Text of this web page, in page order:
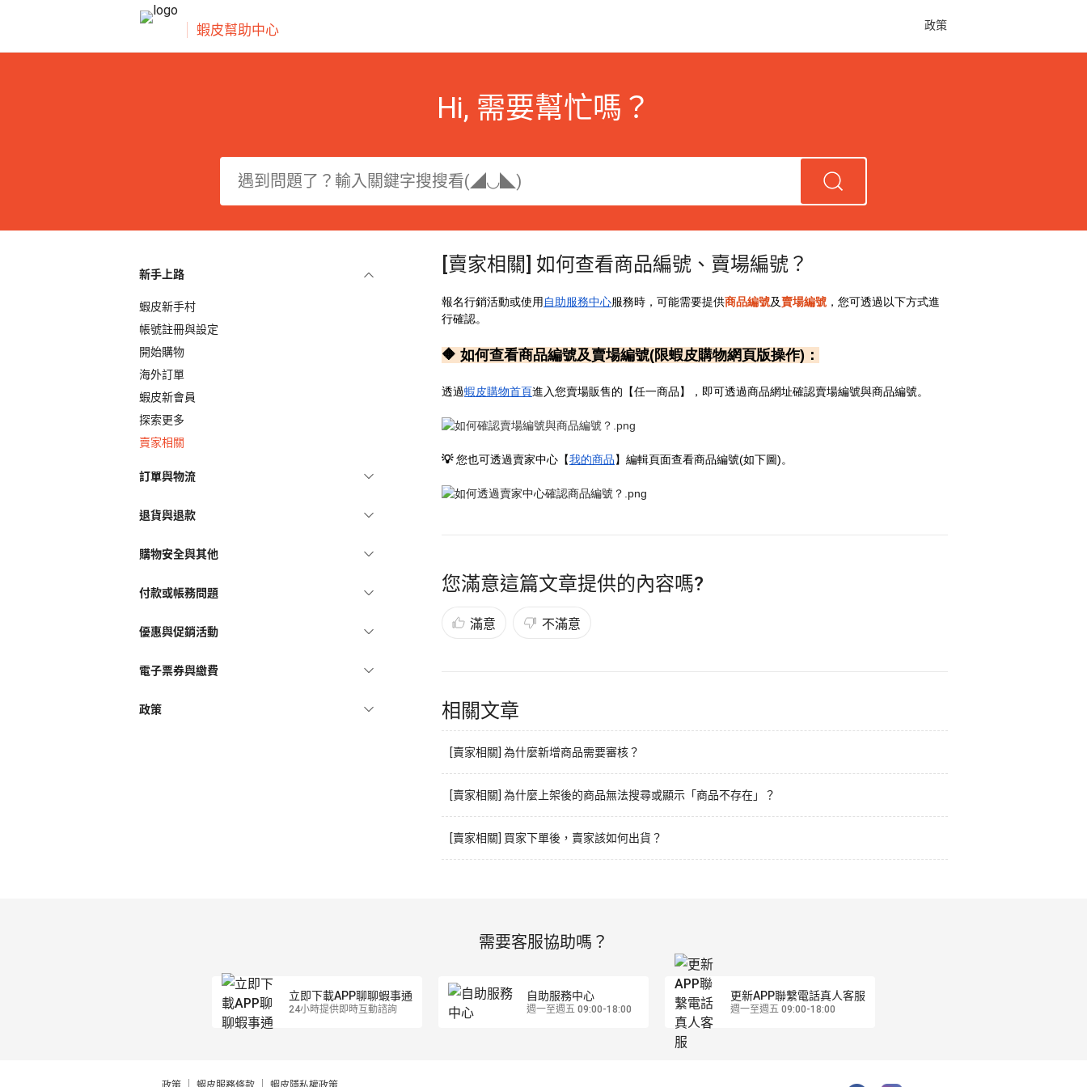
蝦皮幫助中心 政策
Hi, 需要幫忙嗎？
新手上路
蝦皮新手村
帳號註冊與設定
開始購物
海外訂單
蝦皮新會員
探索更多
賣家相關
訂單與物流
退貨與退款
購物安全與其他
付款或帳務問題
優惠與促銷活動
電子票券與繳費
政策
[賣家相關] 如何查看商品編號、賣場編號？
報名行銷活動或使用 自助服務中心服務時，可能需要提供商品編號及賣場編號 ，您可透過以下方式進
行確認。
🔶 如何查看商品編號及賣場編號(限蝦皮購物網頁版操作)：
透過蝦皮購物首頁進入您賣場販售的【任一商品】，即可透過商品網址確認賣場編號與商品編號。
💡您也可透過賣家中心【我的商品】編輯頁面查看商品編號(如下圖)。
您滿意這篇文章提供的內容嗎?
滿意 不滿意
相關文章
[賣家相關] 為什麼新增商品需要審核？
[賣家相關] 為什麼上架後的商品無法搜尋或顯示「商品不存在」？
[賣家相關] 買家下單後，賣家該如何出貨？
需要客服協助嗎？
立即下載APP聊聊蝦事通
24小時提供即時互動諮詢
自助服務中心
週一至週五 09:00-18:00
更新APP聯繫電話真人客服
週一至週五 09:00-18:00